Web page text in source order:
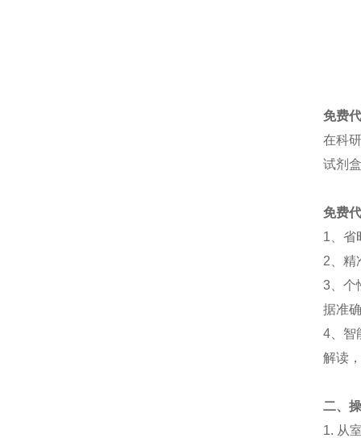
免费
在科
试剂
免费
1
省
2
精
3 、个
据准
4
智
解读
二、
1. 从